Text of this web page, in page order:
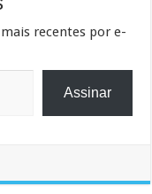
recentes por e-
Assinar